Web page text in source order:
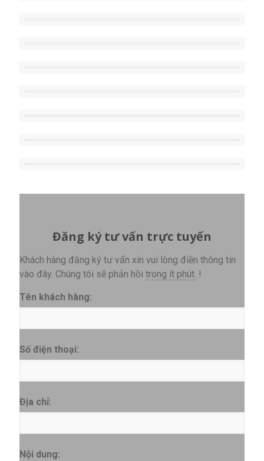
Đăng ký tư vấn trực tuyến
Khách hàng đăng ký tư vấn xin vui lòng điền thông tin
vào đây. Chúng tôi sẽ phản hồi trong ít phút. !
Tên khách hàng:
Số điện thoại:
Địa chỉ:
Nội dung: